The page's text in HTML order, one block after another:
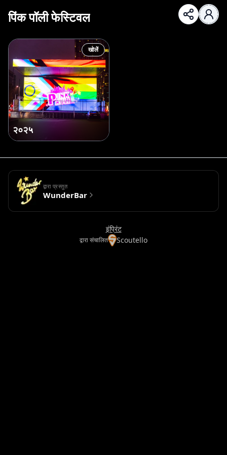
पिंक पॉली फेस्टिवल
२०२५
खोलें
द्वारा प्रस्तुत
WunderBar
इंप्रिंट
द्वारा संचालित Scoutello